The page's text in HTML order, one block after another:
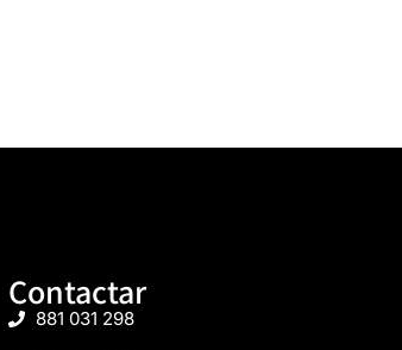
Contactar
881 031 298